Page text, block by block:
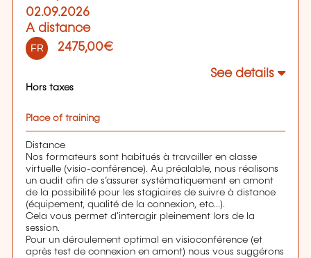
02.09.2026
A distance
FR 2475,00€
See details
Hors taxes
Place of training
Distance
Nos formateurs sont habitués à travailler en classe
virtuelle (visio-conférence). Au préalable, nous réalisons
un audit afin de s’assurer systématiquement en amont
de la possibilité pour les stagiaires de suivre à distance
(équipement, qualité de la connexion, etc...).
Cela vous permet d'interagir pleinement lors de la
session.
Pour un déroulement optimal en visioconférence (et
après test de connexion en amont) nous vous suggérons